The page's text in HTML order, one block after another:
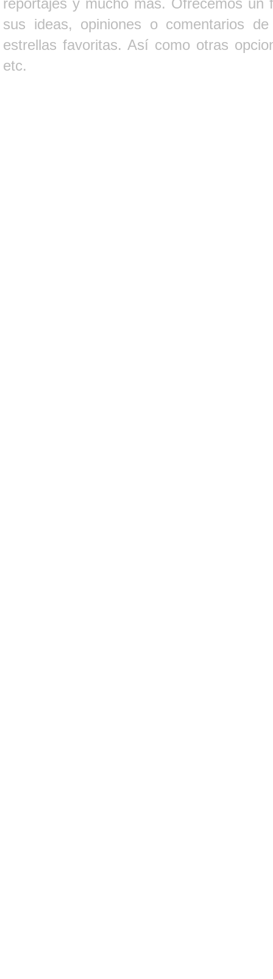
sus ideas, opiniones o comentarios
estrellas favoritas. Así como otras
etc.